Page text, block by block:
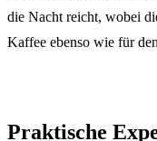
die Nacht reicht, wobei
Kaffee ebenso wie für
Praktische